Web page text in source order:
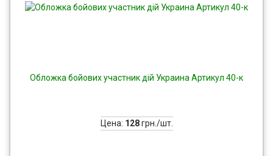
Обложка бойових участник дій Украина Артикул 40-к
Цена: 128грн./шт.